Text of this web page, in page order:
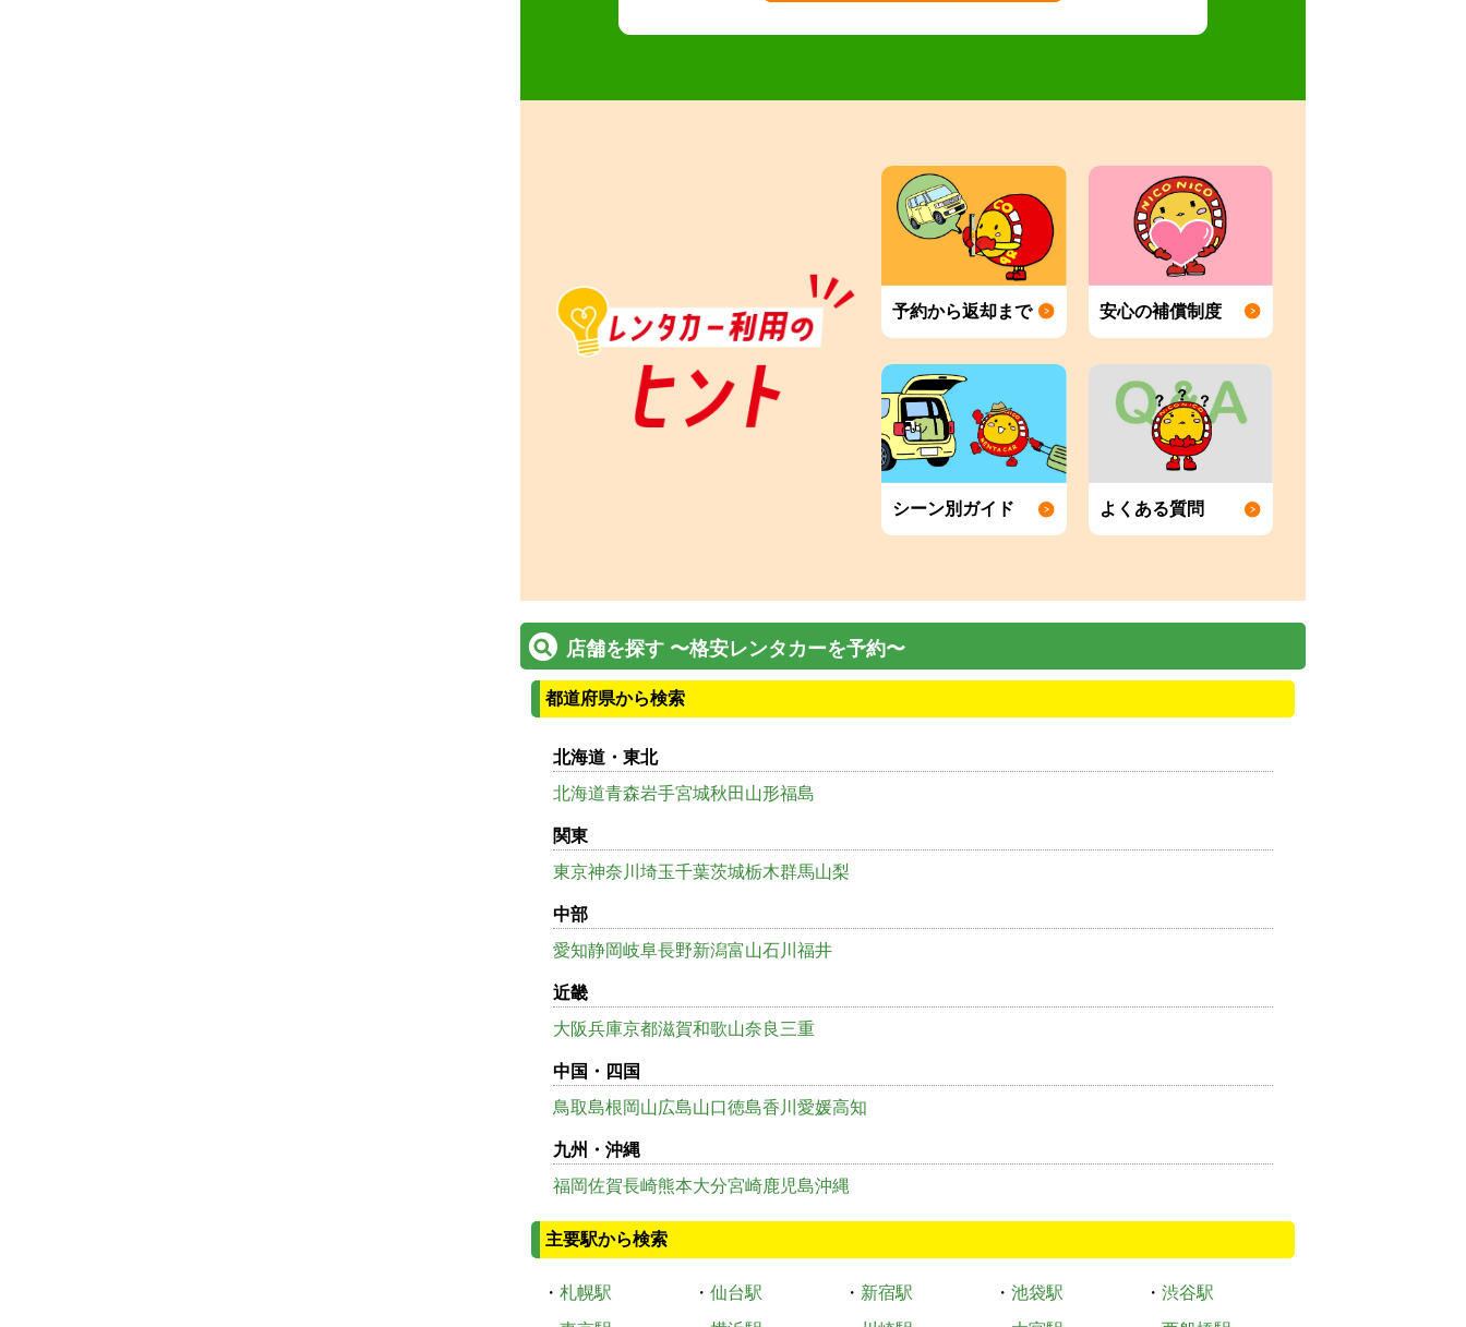
予約から返却まで 安心の補償制度
シーン別ガイド よくある質問
店舗を探す 〜格安レンタカーを予約〜
都道府県から検索
北海道・東北
北海道青森岩手宮城秋田 山形福島
関東
東京神奈川 埼玉千葉茨城栃木群馬山梨
中部
愛知静岡岐阜長野新潟富山石川 福井
近畿
大阪兵庫京都滋賀和歌山奈良 三重
中国・四国
鳥取島根岡山広島山口徳島香川 愛媛高知
九州・沖縄
福岡佐賀長崎熊本大分宮崎鹿児島沖縄
主要駅から検索
・ 札幌駅 ・ 仙台駅 ・ 新宿駅 ・ 池袋駅 ・ 渋谷駅